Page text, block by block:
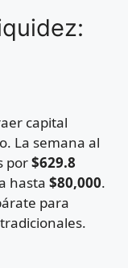
capital
La semana al
por$629.8
hasta $80,000.
para